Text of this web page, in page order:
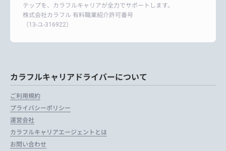
テップを、カラフルキャリアが全力でサポートします。
株式会社カラフル 有料職業紹介許可番号
（13-ユ-316922）
カラフルキャリアドライバーについて
ご利用規約
プライバシーポリシー
運営会社
カラフルキャリアエージェントとは
お問い合わせ